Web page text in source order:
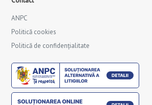
ANPC
Politică cookies
Politică de confidențialitate